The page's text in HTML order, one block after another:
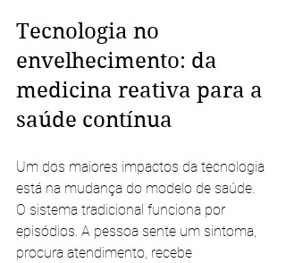
Tecnologia no
envelhecimento: da
medicina reativa para a
saúde contínua
Um dos maiores impactos da tecnologia
está na mudança do modelo de saúde.
O sistema tradicional funciona por
episódios. A pessoa sente um sintoma,
procura atendimento, recebe